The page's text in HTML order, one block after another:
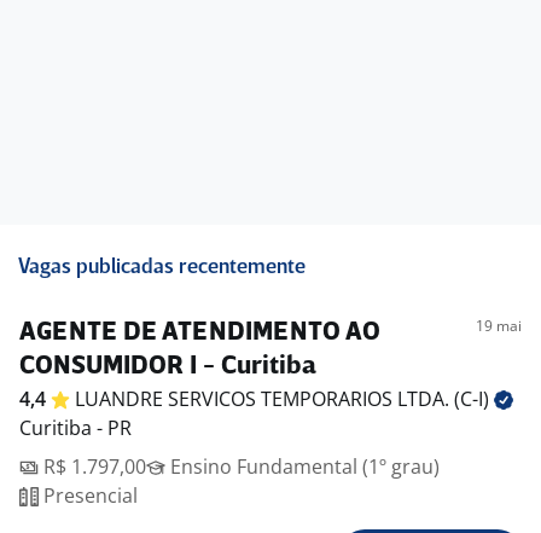
Vagas publicadas recentemente
AGENTE DE ATENDIMENTO AO
CONSUMIDOR I - Curitiba
19 mai
4,4 LUANDRE SERVICOS TEMPORARIOS LTDA. (C-I)
Curitiba - PR
R$ 1.797,00
Ensino Fundamental (1º grau)
Presencial